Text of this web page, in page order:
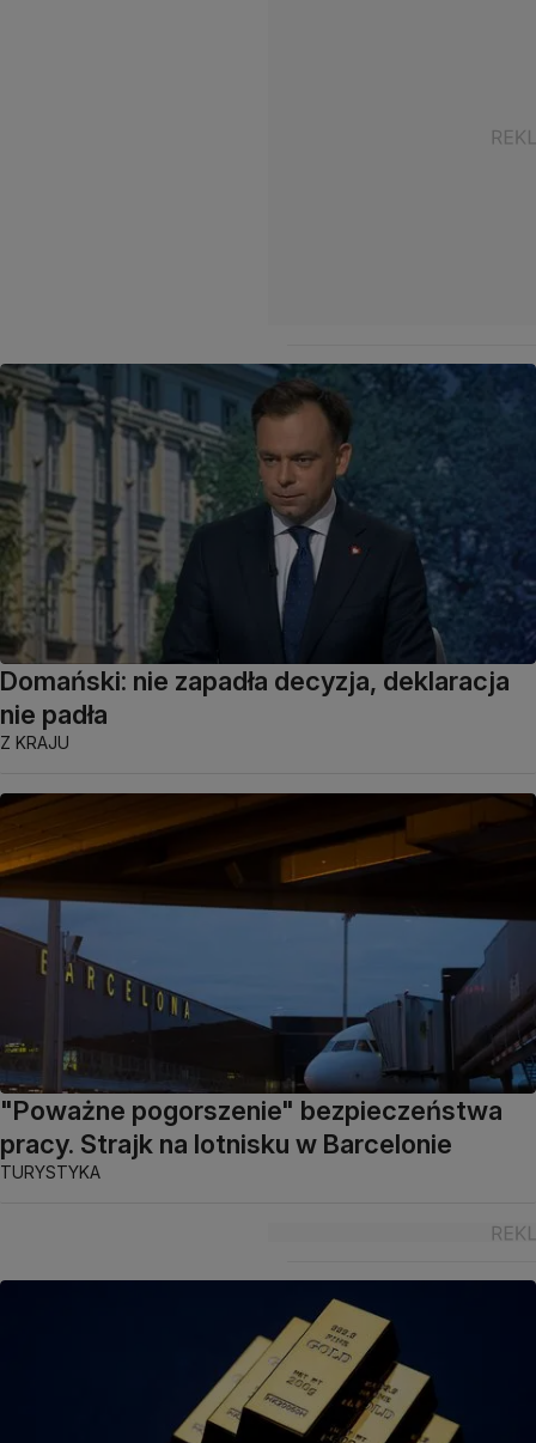
Domański: nie zapadła decyzja, deklaracja
nie padła
Z KRAJU
"Poważne pogorszenie" bezpieczeństwa
pracy. Strajk na lotnisku w Barcelonie
TURYSTYKA